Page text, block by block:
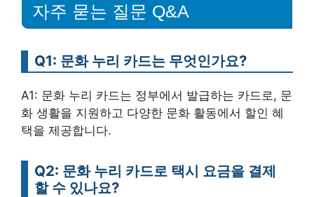
자주 묻는 질문 Q&A
Q1: 문화 누리 카드는 무엇인가요?
A1: 문화 누리 카드는 정부에서 발급하는 카드로, 문
화 생활을 지원하고 다양한 문화 활동에서 할인 혜
택을 제공합니다.
Q2: 문화 누리 카드로 택시 요금을 결제
할 수 있나요?